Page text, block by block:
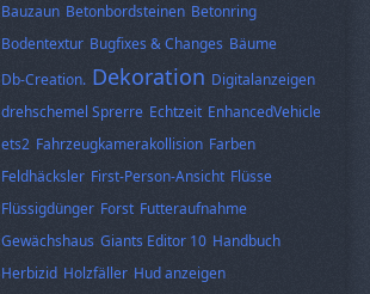
Bauzaun Betonbordsteinen Betonring
Bodentextur Bugfixes & Changes Bäume
Db-Creation. Dekoration Digitalanzeigen
drehschemel Sprerre Echtzeit EnhancedVehicle
ets2 Fahrzeugkamerakollision Farben
Feldhäcksler First-Person-Ansicht Flüsse
Flüssigdünger Forst Futteraufnahme
Gewächshaus Giants Editor 10 Handbuch
Herbizid Holzfäller Hud anzeigen